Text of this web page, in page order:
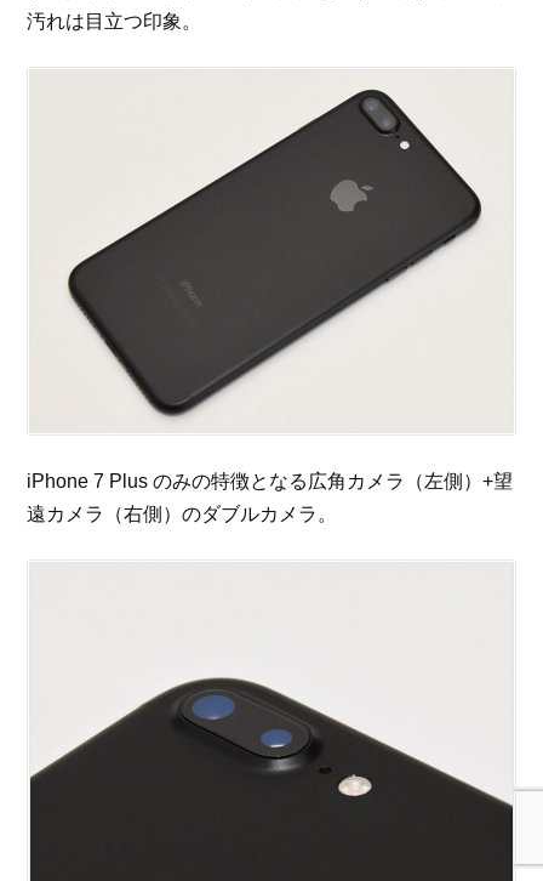
汚れは目立つ印象。
iPhone 7 Plus のみの特徴となる広角カメラ（左側）+望
遠カメラ（右側）のダブルカメラ。